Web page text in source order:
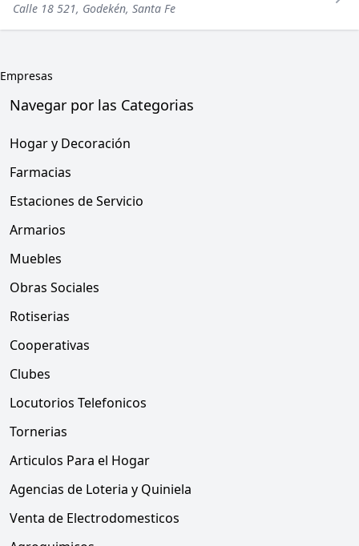
Calle 18 521, Godekén, Santa Fe
Empresas
Navegar por las Categorias
Hogar y Decoración
Farmacias
Estaciones de Servicio
Armarios
Muebles
Obras Sociales
Rotiserias
Cooperativas
Clubes
Locutorios Telefonicos
Tornerias
Articulos Para el Hogar
Agencias de Loteria y Quiniela
Venta de Electrodomesticos